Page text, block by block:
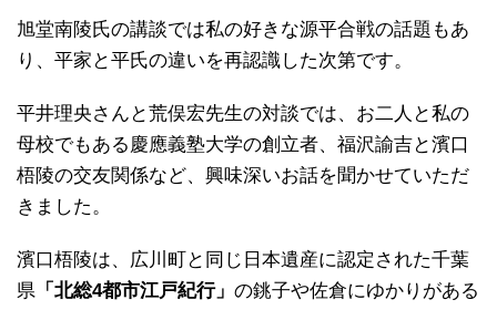
旭堂南陵氏の講談では私の好きな源平合戦の話題もあ
り、平家と平氏の違いを再認識した次第です。
平井理央さんと荒俣宏先生の対談では、お二人と私の
母校でもある慶應義塾大学の創立者、福沢諭吉と濱口
梧陵の交友関係など、興味深いお話を聞かせていただ
きました。
濱口梧陵は、広川町と同じ日本遺産に認定された千葉
県 「北総4都市江戸紀行」 の銚子や佐倉にゆかりがある